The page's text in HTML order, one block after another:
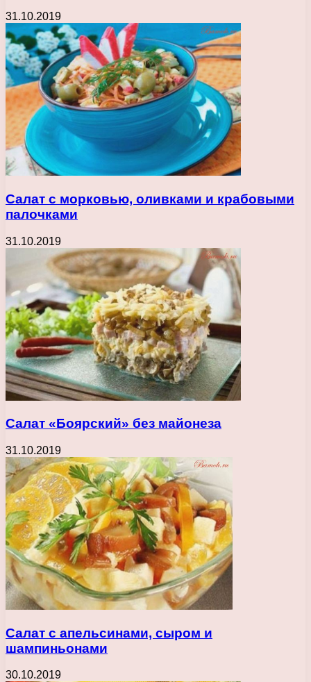
31.10.2019
Салат с морковью, оливками и крабовыми
палочками
31.10.2019
Салат «Боярский» без майонеза
31.10.2019
Салат с апельсинами, сыром и
шампиньонами
30.10.2019